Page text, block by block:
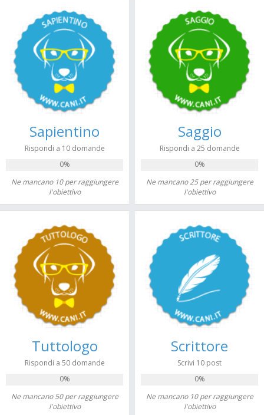
Sapientino
Rispondi a 10 domande
0%
Ne mancano 10 per raggiungere
l'obiettivo
Saggio
Rispondi a 25 domande
0%
Ne mancano 25 per raggiungere
l'obiettivo
Tuttologo
Rispondi a 50 domande
0%
Ne mancano 50 per raggiungere
l'obiettivo
Scrittore
Scrivi 10 post
0%
Ne mancano 10 per raggiungere
l'obiettivo